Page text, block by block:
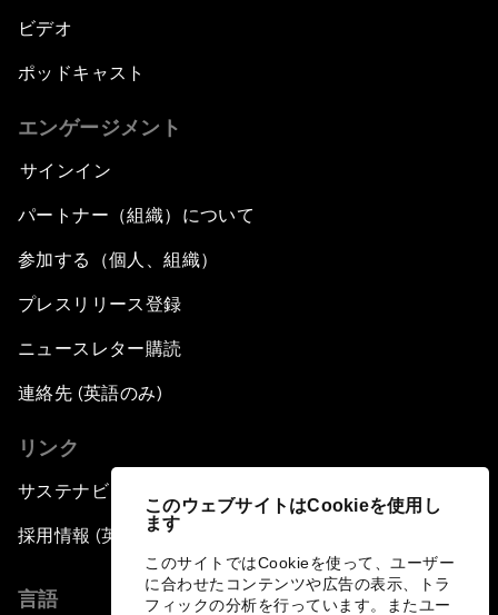
このウェブサイトはCookieを使用し
ます
このサイトではCookieを使って、ユーザー
に合わせたコンテンツや広告の表示、トラ
フィックの分析を行っています。またユー
ビデオ
ポッドキャスト
エンゲージメント
サインイン
パートナー（組織）について
参加する（個人、組織）
プレスリリース登録
ニュースレター購読
連絡先 (英語のみ)
リンク
サステナビリティへの取り組み
採用情報 (英語のみ)
言語